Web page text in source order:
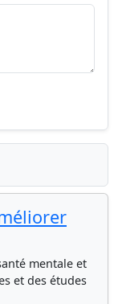
mentale et
et des études